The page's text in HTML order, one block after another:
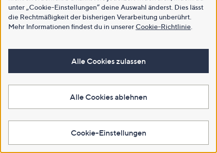
unter „Cookie-Einstellungen“ deine Auswahl änderst. Dies lässt
die Rechtmäßigkeit der bisherigen Verarbeitung unberührt.
Mehr Informationen findest du in unsererCookie-Richtlinie
Alle Cookies zulassen
Alle Cookies ablehnen
Cookie-Einstellungen